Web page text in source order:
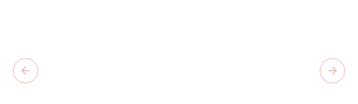
Previous slide